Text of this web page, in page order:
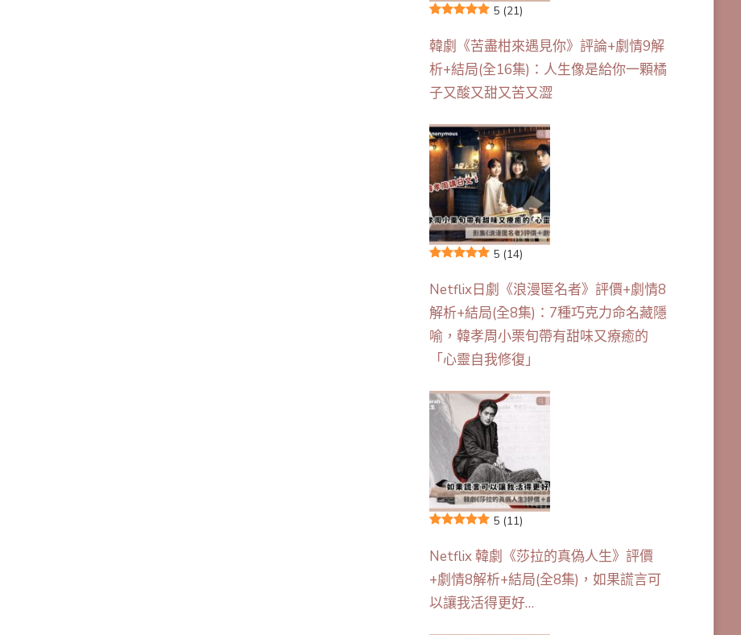
5 (21)
韓劇《苦盡柑來遇見你》評論+劇情9解
析+結局(全16集)：人生像是給你一顆橘
子又酸又甜又苦又澀
5 (14)
Netflix日劇《浪漫匿名者》評價+劇情8
解析+結局(全8集)：7種巧克力命名藏隱
喻，韓孝周小栗旬帶有甜味又療癒的
「心靈自我修復」
5 (11)
Netflix 韓劇《莎拉的真偽人生》評價
+劇情8解析+結局(全8集)，如果謊言可
以讓我活得更好…